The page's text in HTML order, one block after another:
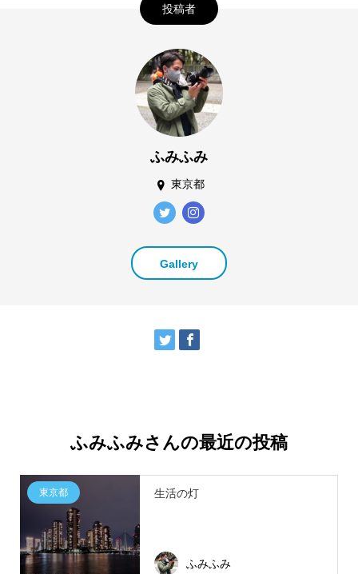
投稿者
ふみふみ
東京都
Gallery
ふみふみさんの最近の投稿
東京都 生活の灯
ふみふみ